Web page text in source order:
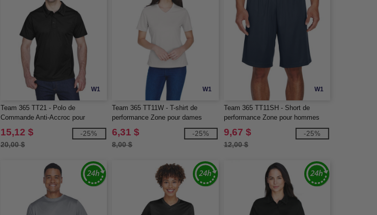
W1
Team 365 TT21 - Polo de
Commande Anti-Accroc pour
Hommes
15,12 $
20,00 $
-25%
W1
Team 365 TT11W - T-shirt de
performance Zone pour dames
6,31 $
8,00 $
-25%
W1
Team 365 TT11SH - Short de
performance Zone pour hommes
9,67 $
12,00 $
-25%